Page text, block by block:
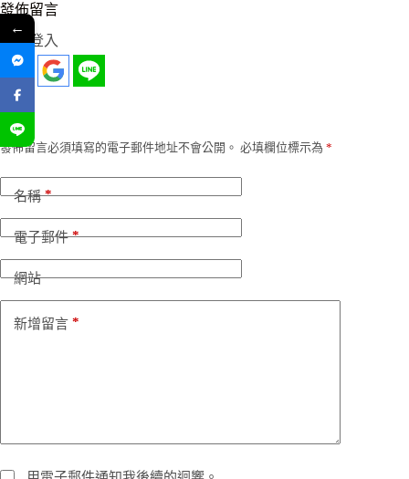
發佈留言
社群登入
發佈留言必須填寫的電子郵件地址不會公開。 必填欄位標示為 *
名稱*
電子郵件*
網站
新增留言 *
←